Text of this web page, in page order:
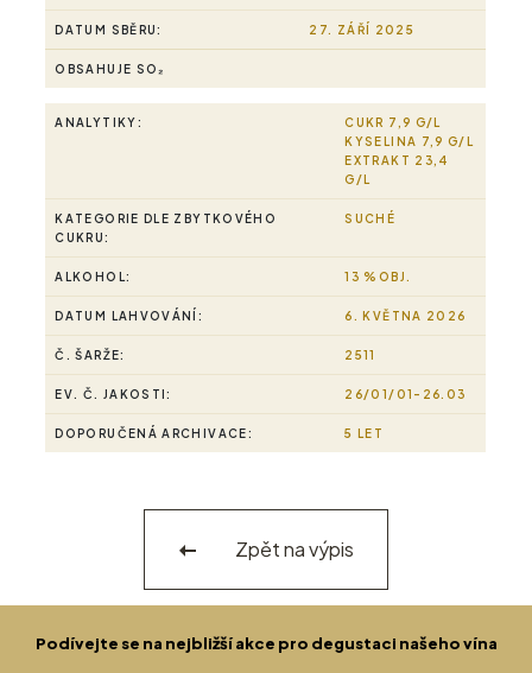
DATUM SBĚRU: 27. ZÁŘÍ 2025
OBSAHUJE SO₂
ANALYTIKY:
CUKR 7,9 G/L
KYSELINA 7,9 G/L
EXTRAKT 23,4
G/L
KATEGORIE DLE ZBYTKOVÉHO
CUKRU:
SUCHÉ
ALKOHOL: 13 %OBJ.
DATUM LAHVOVÁNÍ: 6. KVĚTNA 2026
Č. ŠARŽE: 2511
EV. Č. JAKOSTI: 26/01/01-26.03
DOPORUČENÁ ARCHIVACE: 5 LET
Zpět na výpis
Podívejte se na nejbližší akce pro degustaci našeho vína